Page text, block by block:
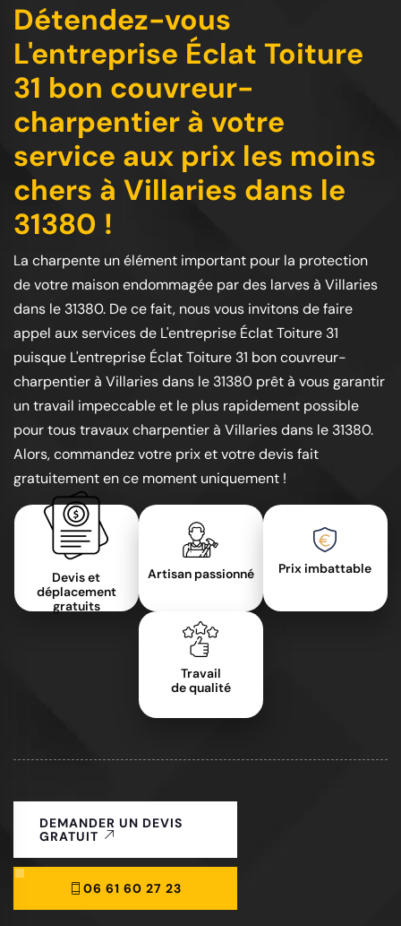
Détendez-vous
L'entreprise Éclat Toiture
31 bon couvreur-
charpentier à votre
service aux prix les moins
chers à Villaries dans le
31380 !
La charpente un élément important pour la protection
de votre maison endommagée par des larves à Villaries
dans le 31380. De ce fait, nous vous invitons de faire
appel aux services de L'entreprise Éclat Toiture 31
puisque L'entreprise Éclat Toiture 31 bon couvreur-
charpentier à Villaries dans le 31380 prêt à vous garantir
un travail impeccable et le plus rapidement possible
pour tous travaux charpentier à Villaries dans le 31380.
Alors, commandez votre prix et votre devis fait
gratuitement en ce moment uniquement !
Devis et
déplacement
gratuits
Artisan passionné Prix imbattable
Travail
de qualité
DEMANDER UN DEVIS
GRATUIT
06 61 60 27 23